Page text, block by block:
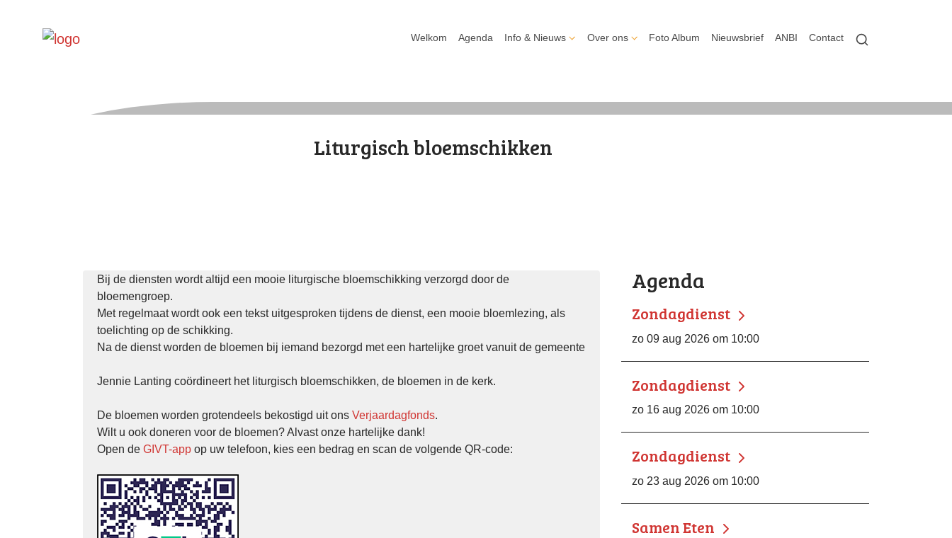
Welkom Agenda Info & Nieuws Over ons Foto Album Nieuwsbrief ANBI Contact
Liturgisch bloemschikken
Bij de diensten wordt altijd een mooie liturgische bloemschikking verzorgd door de
bloemengroep.
Met regelmaat wordt ook een tekst uitgesproken tijdens de dienst, een mooie bloemlezing, als
toelichting op de schikking.
Na de dienst worden de bloemen bij iemand bezorgd met een hartelijke groet vanuit de gemeente
Jennie Lanting coördineert het liturgisch bloemschikken, de bloemen in de kerk.
De bloemen worden grotendeels bekostigd uit ons Verjaardagfonds.
Wilt u ook doneren voor de bloemen? Alvast onze hartelijke dank!
Open de GIVT-app op uw telefoon, kies een bedrag en scan de volgende QR-code:
Agenda
Zondagdienst
zo 09 aug 2026 om 10:00
Zondagdienst
zo 16 aug 2026 om 10:00
Zondagdienst
zo 23 aug 2026 om 10:00
Samen Eten